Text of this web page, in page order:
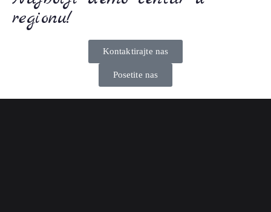
regionu!
Kontaktirajte nas
Posetite nas